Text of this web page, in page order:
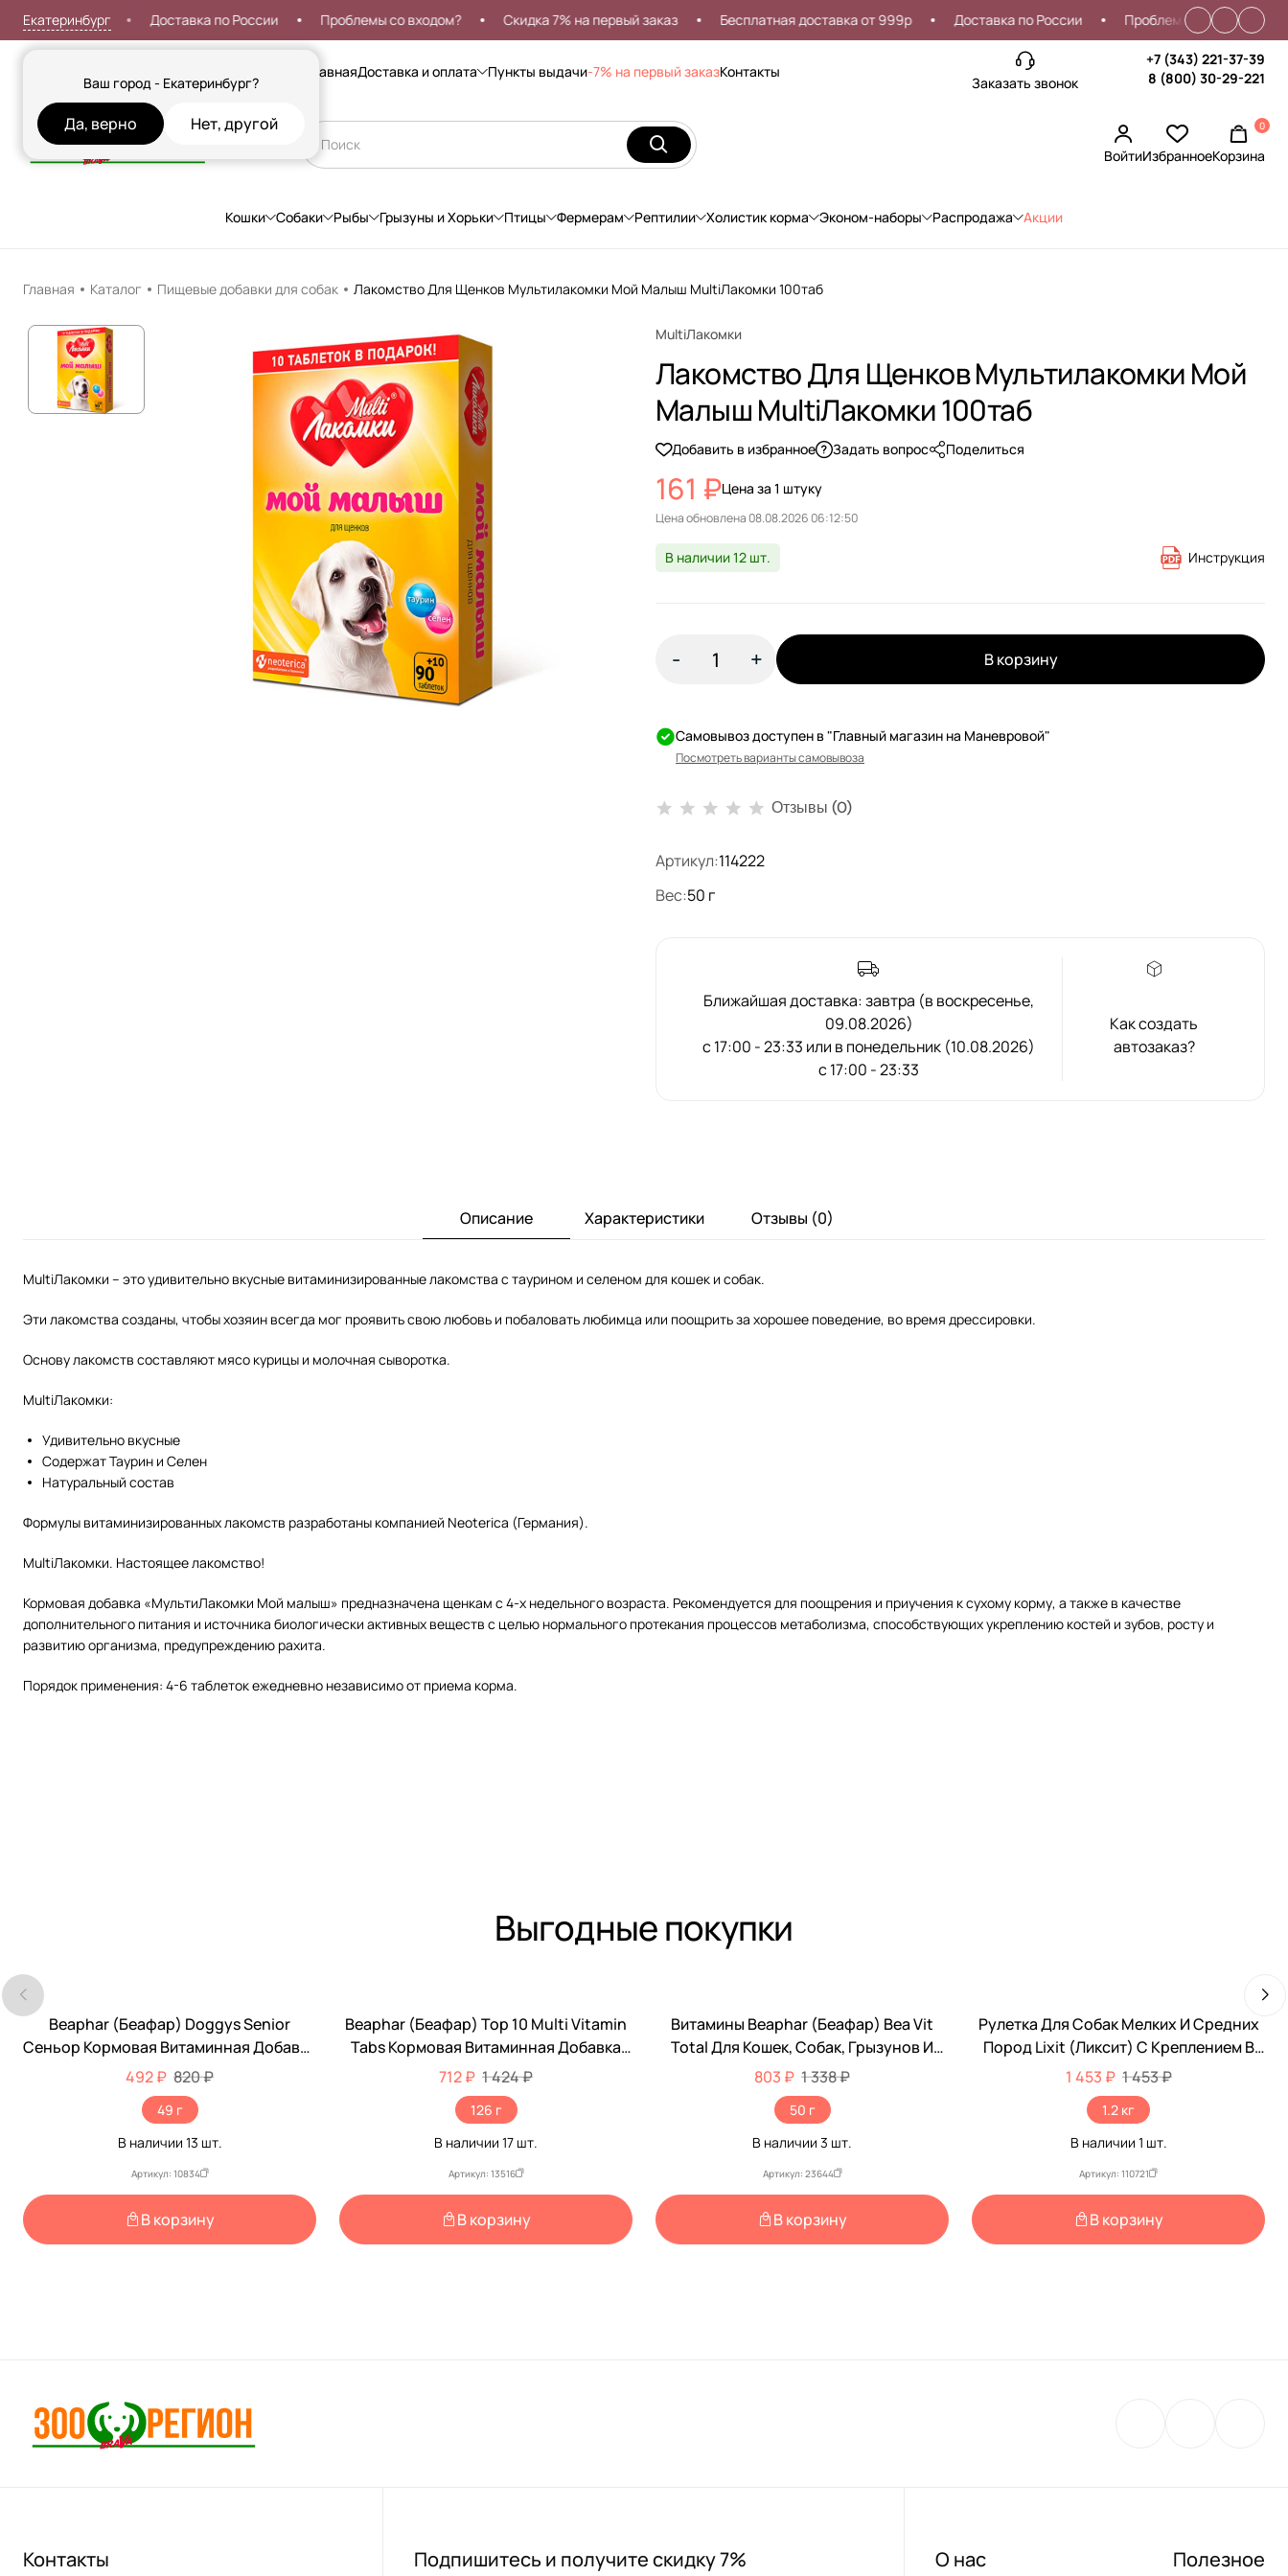
Екатеринбург
Ваш город - Екатеринбург?
Да, верно Нет, другой
от 999р Доставка по России Проблемы со входом? Скидка 7% на первый заказ Бесплатная доставка от 999р Доставка по России Проблемы со входом?
ГлавнаяДоставка и оплата Пункты выдачи-7% на первый заказКонтакты
Заказать звонок
+7 (343) 221-37-39
8 (800) 30-29-221
ВойтиИзбранное
0
Корзина
Кошки Собаки Рыбы Грызуны и Хорьки Птицы Фермерам Рептилии Холистик корма Эконом-наборы Распродажа Акции
Главная Каталог Пищевые добавки для собак Лакомство Для Щенков Мультилакомки Мой Малыш MultiЛакомки 100таб
MultiЛакомки
Лакомство Для Щенков Мультилакомки Мой
Малыш MultiЛакомки 100таб
Добавить в избранное Задать вопрос Поделиться
161 ₽Цена за 1 штуку
Цена обновлена
В наличии 12 шт. Инструкция
- + В корзину
Самовывоз доступен в "Главный магазин на Маневровой"
Посмотреть варианты самовывоза
Отзывы (0)
Артикул:114222
Вес:50 г
Ближайшая доставка: завтра (в воскресенье,
09.08.2026)
с 17:00 - 23:33 или в понедельник (10.08.2026)
с 17:00 - 23:33
Как создать
автозаказ?
Описание Характеристики Отзывы (0)
MultiЛакомки – это удивительно вкусные витаминизированные лакомства с таурином и селеном для кошек и собак.
Эти лакомства созданы, чтобы хозяин всегда мог проявить свою любовь и побаловать любимца или поощрить за хорошее поведение, во время дрессировки.
Основу лакомств составляют мясо курицы и молочная сыворотка.
MultiЛакомки:
Удивительно вкусные
Содержат Таурин и Селен
Натуральный состав
Формулы витаминизированных лакомств разработаны компанией Neoterica (Германия).
MultiЛакомки. Настоящее лакомство!
Кормовая добавка «МультиЛакомки Мой малыш» предназначена щенкам с 4-х недельного возраста. Рекомендуется для поощрения и приучения к сухому корму, а также в качестве
дополнительного питания и источника биологически активных веществ с целью нормального протекания процессов метаболизма, способствующих укреплению костей и зубов, росту и
развитию организма, предупреждению рахита.
Порядок применения: 4-6 таблеток ежедневно независимо от приема корма.
Выгодные покупки
-40%
Beaphar (Беафар) Doggys Senior
Сеньор Кормовая Витаминная Добавка
Для Пожилых Собак 75шт 11519
492 ₽ 820 ₽
49 г
В наличии 13 шт.
Артикул: 10834
В корзину
-50%
Beaphar (Беафар) Top 10 Multi Vitamin
Tabs Кормовая Витаминная Добавка
Для Собак 180шт 12542
712 ₽ 1 424 ₽
126 г
В наличии 17 шт.
Артикул: 13516
В корзину
-40%
Витамины Beaphar (Беафар) Bea Vit
Total Для Кошек, Собак, Грызунов И
Птиц При Линьке 50мл 12620
803 ₽ 1 338 ₽
50 г
В наличии 3 шт.
Артикул: 23644
В корзину
Рулетка Для Собак Мелких И Средних
Пород Lixit (Ликсит) С Креплением В
Грунт От 11,4 До 36,3кг 6,1м
Металлический Трос 8401
1 453 ₽ 1 453 ₽
1.2 кг
В наличии 1 шт.
Артикул: 110721
В корзину
Контакты Подпишитесь и получите скидку 7% О нас Полезное